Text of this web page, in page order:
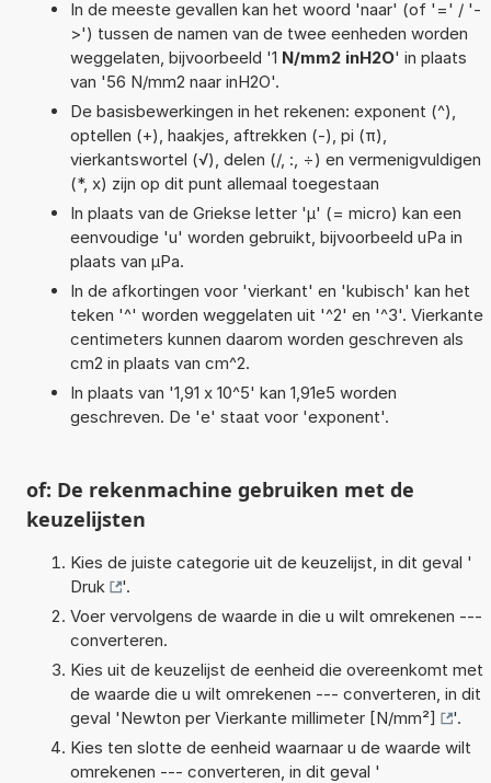
In de meeste gevallen kan het woord 'naar' (of '=' / '-
>') tussen de namen van de twee eenheden worden
weggelaten, bijvoorbeeld '1 N/mm2 inH2O' in plaats
van '56 N/mm2 naar inH2O'.
De basisbewerkingen in het rekenen: exponent (^),
optellen (+), haakjes, aftrekken (-), pi (π),
vierkantswortel (√), delen (/, :, ÷) en vermenigvuldigen
(*, x) zijn op dit punt allemaal toegestaan
In plaats van de Griekse letter 'µ' (= micro) kan een
eenvoudige 'u' worden gebruikt, bijvoorbeeld uPa in
plaats van µPa.
In de afkortingen voor 'vierkant' en 'kubisch' kan het
teken '^' worden weggelaten uit '^2' en '^3'. Vierkante
centimeters kunnen daarom worden geschreven als
cm2 in plaats van cm^2.
In plaats van '1,91 x 10^5' kan 1,91e5 worden
geschreven. De 'e' staat voor 'exponent'.
of: De rekenmachine gebruiken met de
keuzelijsten
Kies de juiste categorie uit de keuzelijst, in dit geval '
Druk
'.
Voer vervolgens de waarde in die u wilt omrekenen ---
converteren.
Kies uit de keuzelijst de eenheid die overeenkomt met
de waarde die u wilt omrekenen --- converteren, in dit
geval 'Newton per Vierkante millimeter [N/mm²]
'.
Kies ten slotte de eenheid waarnaar u de waarde wilt
omrekenen --- converteren, in dit geval '